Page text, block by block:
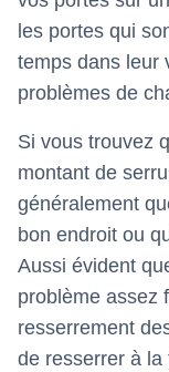
les portes qui
temps dans leur
problèmes de
Si vous trouvez
montant de
généralement
bon endroit ou
Aussi évident
problème assez
resserrement
de resserrer à